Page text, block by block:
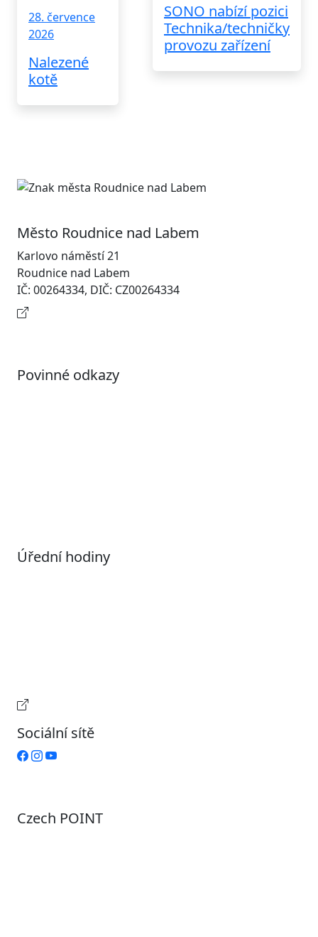
28. července
2026
Nalezené
kotě
SONO nabízí pozici
Technika/techničky
provozu zařízení
Město Roudnice nad Labem
Karlovo náměstí 21
Roudnice nad Labem
IČ: 00264334, DIČ: CZ00264334
Povinné odkazy
Úřední hodiny
Sociální sítě
Czech POINT